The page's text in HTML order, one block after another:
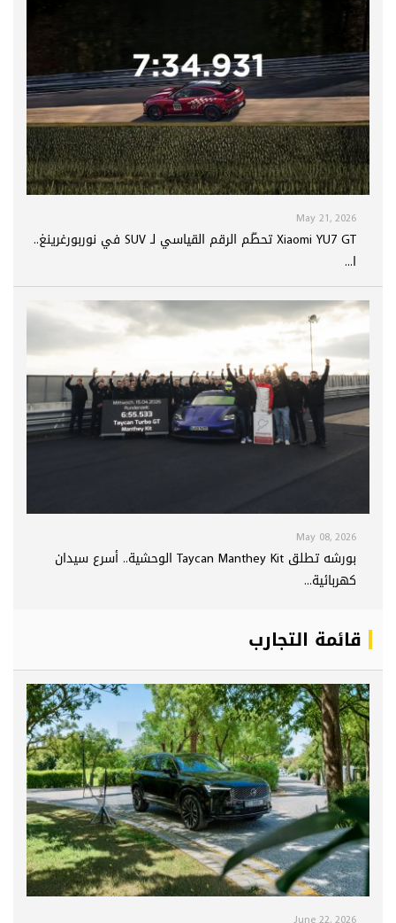
May 21, 2026
Xiaomi YU7 GT تحطّم الرقم القياسي لـ SUV في نوربورغرينغ..
ا...
May 08, 2026
بورشه تطلق Taycan Manthey Kit الوحشية.. أسرع سيدان
كهربائية...
قائمة التجارب